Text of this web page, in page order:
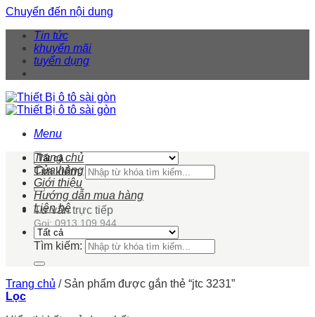
Chuyển đến nội dung
Tin tức
khuyến mãi
tuyển dụng
Menu
Tìm kiếm:
Tư vấn trực tiếp
Gọi: 0913 109 944
Trang chủ
Cửa hàng
Giới thiệu
Hướng dẫn mua hàng
Liên hệ
Tìm kiếm:
Trang chủ /Sản phẩm được gắn thẻ “jtc 3231”
Lọc